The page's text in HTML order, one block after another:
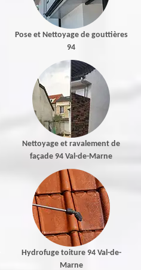
Pose et Nettoyage de gouttières
94
Nettoyage et ravalement de
façade 94 Val-de-Marne
Hydrofuge toiture 94 Val-de-
Marne